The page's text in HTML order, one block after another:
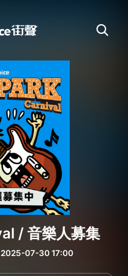
/ 音樂人募集
2025-07-30 17:00